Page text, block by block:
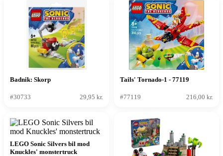
Badnik: Skorp
#30733 29,95 kr.
Tails' Tornado-1 - 77119
#77119 216,00 kr.
LEGO Sonic Silvers bil mod
Knuckles' monstertruck